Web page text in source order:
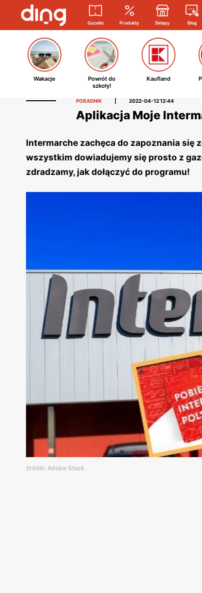
Gazetki Produkty Sklepy Blog
Wakacje
Powrót do
szkoły!
Kaufland
PORADNIK 2022-04-12 12:44
Aplikacja Moje
Intermarche zachęca do zapoznania się
wszystkim dowiadujemy się prosto z
zdradzamy, jak dołączyć do programu!
źródło: Adobe Stock